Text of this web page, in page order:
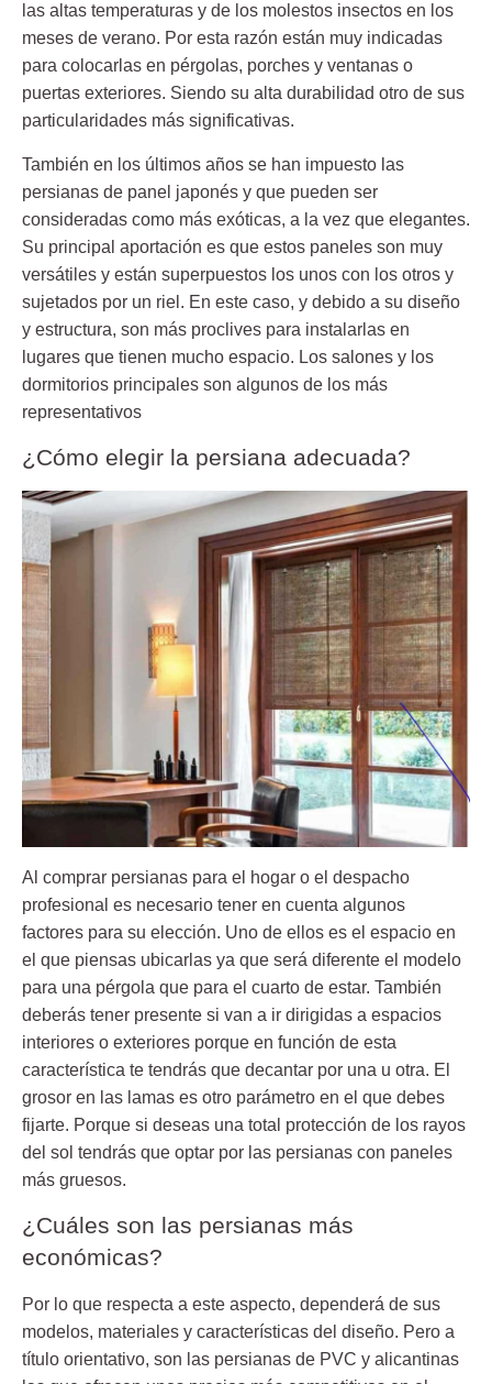
las altas temperaturas y de los molestos insectos en los
meses de verano. Por esta razón están muy indicadas
para colocarlas en pérgolas, porches y ventanas o
puertas exteriores. Siendo su alta durabilidad otro de sus
particularidades más significativas.
También en los últimos años se han impuesto las
persianas de panel japonés y que pueden ser
consideradas como más exóticas, a la vez que elegantes.
Su principal aportación es que estos paneles son muy
versátiles y están superpuestos los unos con los otros y
sujetados por un riel. En este caso, y debido a su diseño
y estructura, son más proclives para instalarlas en
lugares que tienen mucho espacio. Los salones y los
dormitorios principales son algunos de los más
representativos
¿Cómo elegir la persiana adecuada?
Al comprar persianas para el hogar o el despacho
profesional es necesario tener en cuenta algunos
factores para su elección. Uno de ellos es el espacio en
el que piensas ubicarlas ya que será diferente el modelo
para una pérgola que para el cuarto de estar. También
deberás tener presente si van a ir dirigidas a espacios
interiores o exteriores porque en función de esta
característica te tendrás que decantar por una u otra. El
grosor en las lamas es otro parámetro en el que debes
fijarte. Porque si deseas una total protección de los rayos
del sol tendrás que optar por las persianas con paneles
más gruesos.
¿Cuáles son las persianas más
económicas?
Por lo que respecta a este aspecto, dependerá de sus
modelos, materiales y características del diseño. Pero a
título orientativo, son las persianas de PVC y alicantinas